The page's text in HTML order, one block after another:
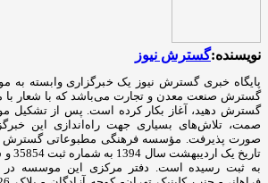
نویسنده:گسترش نیوز
پایگاه خبری گسترش نیوز یک خبرگزاری وابسته
گسترش صنعت معدن و تجارت می‌باشد که با شعار با
گسترش دهید، آغاز بکار کرده است. پس از تشکیل
صمت، تلاش‌های بسیاری جهت راه‌اندازی این
صورت پذیرفت. مؤسسه فرهنگی مطبوعاتی گسترش
به ثبت رسیده است. دفتر مرکزی این موسسه در